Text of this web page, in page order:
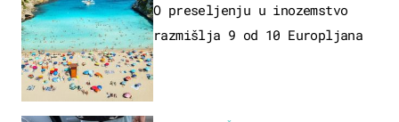
O preseljenju u inozemstvo
razmišlja 9 od 10 Europljana